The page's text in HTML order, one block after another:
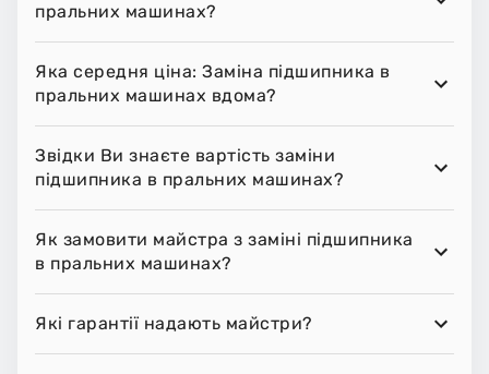
пральних машинах?
Яка середня ціна: Заміна підшипника в
пральних машинах вдома?
Звідки Ви знаєте вартість заміни
підшипника в пральних машинах?
Як замовити майстра з заміні підшипника
в пральних машинах?
Які гарантії надають майстри?